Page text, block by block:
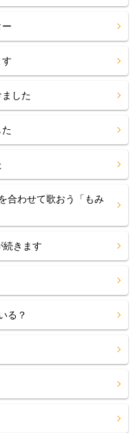
した
合わせて歌おう「もみ
続きます
る？